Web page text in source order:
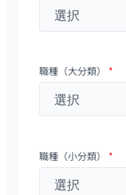
職種（大分類） *
職種（小分類） *